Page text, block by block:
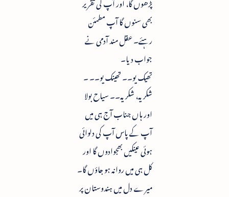
بھی سنوں گا آپ مطمئن
رہئے۔ عقل مند آدمی نے
جواب دیا۔
تھیک یو۔۔ تھینک یو۔۔ ۔
شکریہ، شکریہ۔۔ سیاح بولا
اور ہاں جناب آج ہی میں
آپ کے پاس آپ کی دلوائی
ہوئی عینکیں بھجوادوں گا اور
کل ہی میں روانہ ہو جاؤں گا۔
میرے دل میں ہندوستان پر